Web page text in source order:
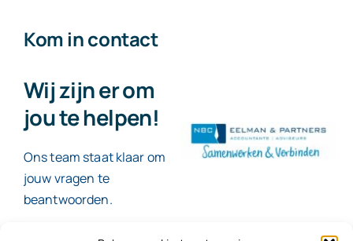
Kom in contact
Wij zijn er om
jou te helpen!
Ons team staat klaar om
jouw vragen te
beantwoorden.